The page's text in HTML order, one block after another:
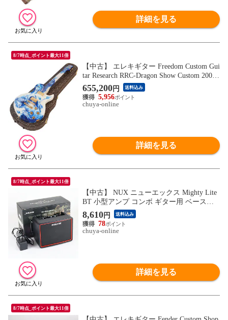
詳細を見る
8/7時点_ポイント最大11倍
【中古】 エレキギター Freedom Custom Gui
tar Research RRC-Dragon Show Custom 2003
年製 フリーダム Dragon ドラゴン
655,200円 送料込み
5,956
chuya-online
詳細を見る
8/7時点_ポイント最大11倍
【中古】 NUX ニューエックス Mighty Lite
BT 小型アンプ コンボ ギター用 ベース用
モデリングアンプ
8,610円 送料込み
78
chuya-online
詳細を見る
8/7時点_ポイント最大11倍